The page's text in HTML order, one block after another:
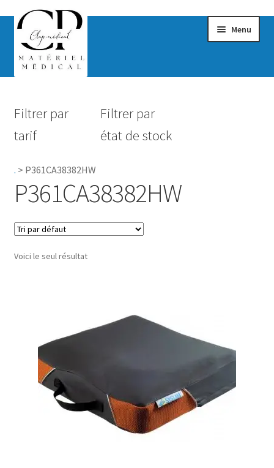
Menu
Hygiène
Accessoires Salle de bain
Filtrer par
tarif
Filtrer par
état de stock
. > P361CA38382HW
P361CA38382HW
Voici le seul résultat